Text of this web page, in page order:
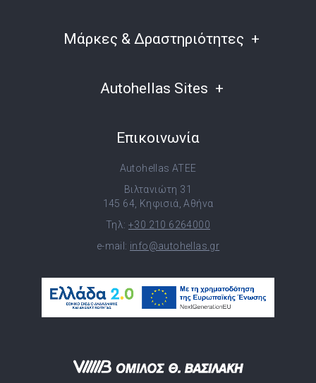
Μάρκες & Δραστηριότητες
Autohellas Sites
Επικοινωνία
Autohellas ATEE
Βιλτανιώτη 31
145 64, Κηφισιά, Αθήνα
Τηλ: +30 210 6264000
e-mail: info@autohellas.gr